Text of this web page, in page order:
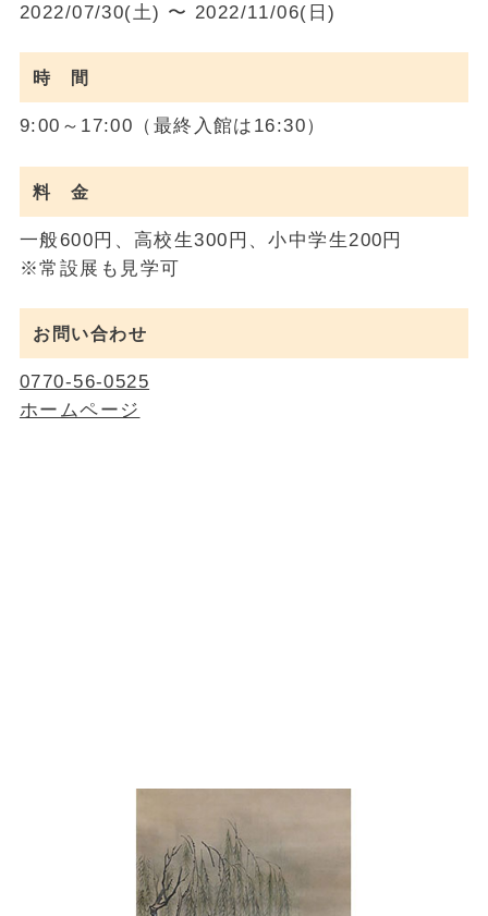
2022/07/30(土) 〜 2022/11/06(日)
時 間
9:00～17:00（最終入館は16:30）
料 金
一般600円、高校生300円、小中学生200円
※常設展も見学可
お問い合わせ
0770-56-0525
ホームページ